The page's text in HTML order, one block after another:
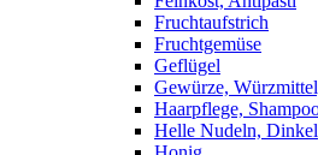
Fruchtaufstrich
Fruchtgemüse
Geflügel
Gewürze,
Haarpflege,
Helle Nudeln, Dinkel